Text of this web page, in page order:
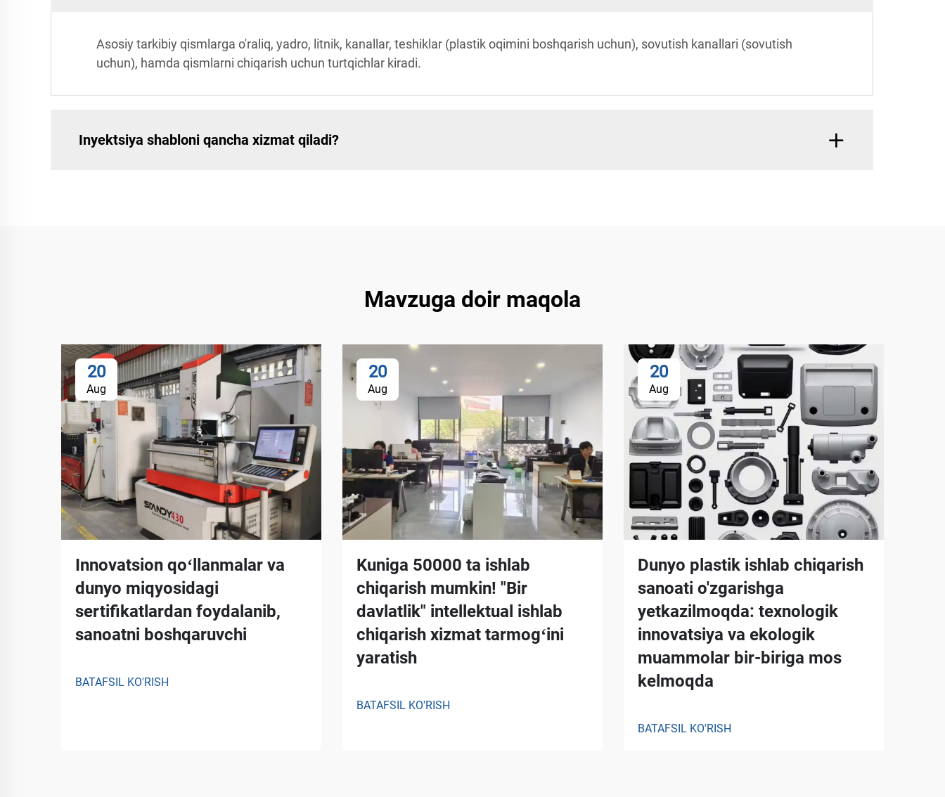
Asosiy tarkibiy qismlarga o'raliq, yadro, litnik, kanallar, teshiklar (plastik oqimini boshqarish uchun), sovutish kanallari (sovutish
uchun), hamda qismlarni chiqarish uchun turtqichlar kiradi.
Inyektsiya shabloni qancha xizmat qiladi?
Mavzuga doir maqola
20
Aug
Innovatsion qoʻllanmalar va
dunyo miqyosidagi
sertifikatlardan foydalanib,
sanoatni boshqaruvchi
BATAFSIL KO'RISH
20
Aug
Kuniga 50000 ta ishlab
chiqarish mumkin! "Bir
davlatlik" intellektual ishlab
chiqarish xizmat tarmogʻini
yaratish
BATAFSIL KO'RISH
20
Aug
Dunyo plastik ishlab chiqarish
sanoati o'zgarishga
yetkazilmoqda: texnologik
innovatsiya va ekologik
muammolar bir-biriga mos
kelmoqda
BATAFSIL KO'RISH